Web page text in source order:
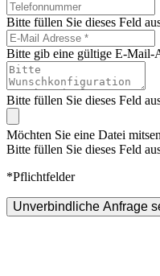
Bitte füllen Sie dieses Feld
Bitte gib eine gültige E-Mail-
Bitte füllen Sie dieses Feld
Möchten Sie eine Datei
Bitte füllen Sie dieses Feld
*Pflichtfelder
Unverbindliche Anfrage